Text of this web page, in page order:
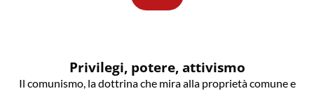
Privilegi, potere, attivismo
Il comunismo, la dottrina che mira alla proprietà comune e